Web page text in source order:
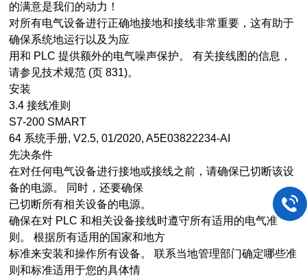
的满意是我们的动力！
对所有电气设备进行正确地接地和接线非常重要，这有助于
确保系统地运行以及为应
用和 PLC 提供额外的电气噪声保护。 有关接线图的信息，
请参见技术规范 (页 831)。
安装
3.4 接线准则
S7-200 SMART
64 系统手册, V2.5, 01/2020, A5E03822234-AI
先决条件
在对任何电气设备进行接地或接线之前，请确保已切断该设
备的电源。 同时，还要确保
已切断所有相关设备的电源。
确保在对 PLC 和相关设备接线时遵守所有适用的电气准
则。 根据所有适用的国家和地方
标准来安装和操作所有设备。 联系当地管理部门确定哪些准
则和标准适用于您的具体情